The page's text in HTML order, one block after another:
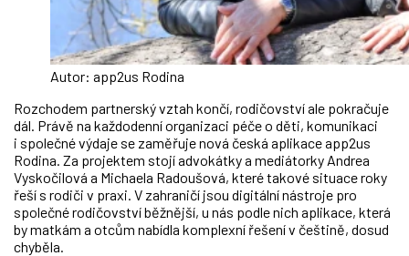
Autor: app2us Rodina
Rozchodem partnerský vztah končí, rodičovství ale pokračuje
dál. Právě na každodenní organizaci péče o děti, komunikaci
i společné výdaje se zaměřuje nová česká aplikace app2us
Rodina. Za projektem stojí advokátky a mediátorky Andrea
Vyskočilová a Michaela Radoušová, které takové situace roky
řeší s rodiči v praxi. V zahraničí jsou digitální nástroje pro
společné rodičovství běžnější, u nás podle nich aplikace, která
by matkám a otcům nabídla komplexní řešení v češtině, dosud
chyběla.